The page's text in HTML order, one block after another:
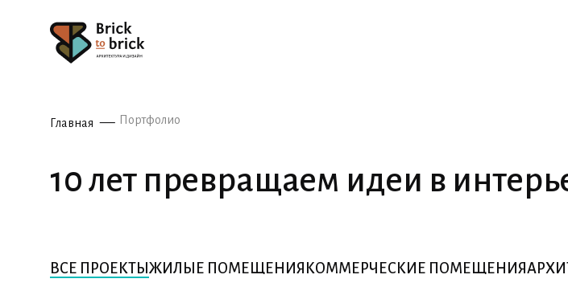
Главная Портфолио
10 лет превращаем идеи в
ВСЕ ПРОЕКТЫ ЖИЛЫЕ ПОМЕЩЕНИЯ КОММЕРЧЕСКИЕ ПОМЕЩЕНИЯ